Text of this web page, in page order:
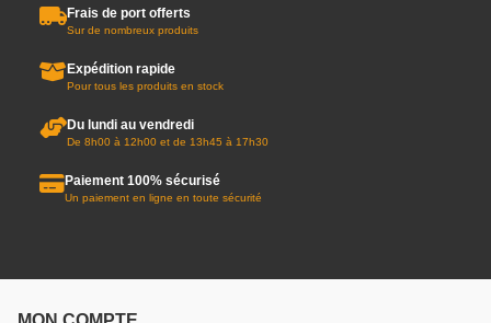
Frais de port offerts
Sur de nombreux produits
Expédition rapide
Pour tous les produits en stock
Du lundi au vendredi
De 8h00 à 12h00 et de 13h45 à 17h30
Paiement 100% sécurisé
Un paiement en ligne en toute sécurité